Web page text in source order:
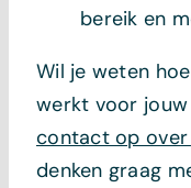
bereik en
Wil je weten
werkt voor
contact op
denken graag